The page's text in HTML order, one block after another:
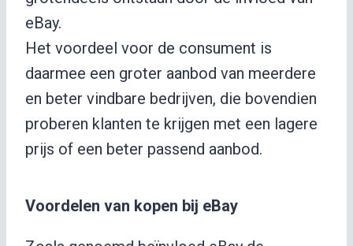
eBay.
Het voordeel voor de consument is
daarmee een groter aanbod van meerdere
en beter vindbare bedrijven, die bovendien
proberen klanten te krijgen met een lagere
prijs of een beter passend aanbod.
Voordelen van kopen bij eBay